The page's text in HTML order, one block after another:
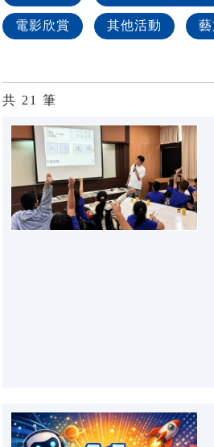
電影欣賞 其他活動
共 21 筆